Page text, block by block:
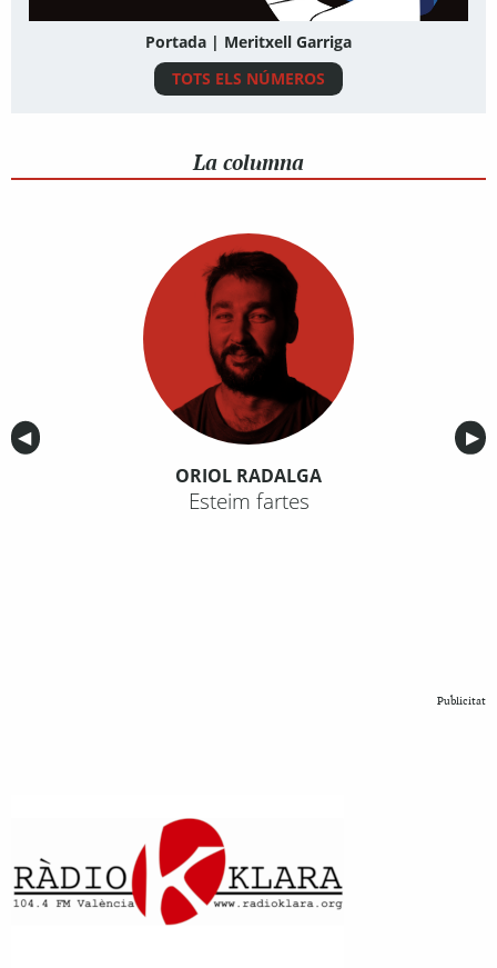
Portada | Meritxell Garriga
TOTS ELS NÚMEROS
La columna
Anterior
◀︎ ▶︎
ORIOL RADALGA
Esteim fartes
Publicitat